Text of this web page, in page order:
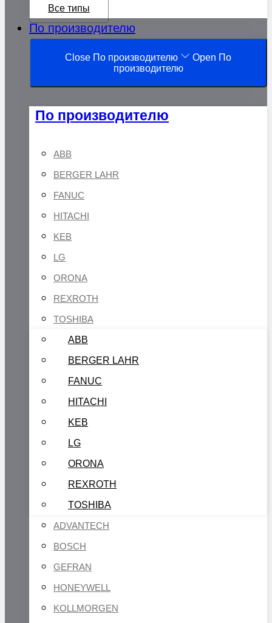
Все типы
По производителю
Close По производителю
Open По
производителю
По производителю
ABB
BERGER LAHR
FANUC
HITACHI
KEB
LG
ORONA
REXROTH
TOSHIBA
ABB
BERGER LAHR
FANUC
HITACHI
KEB
LG
ORONA
REXROTH
TOSHIBA
ADVANTECH
BOSCH
GEFRAN
HONEYWELL
KOLLMORGEN